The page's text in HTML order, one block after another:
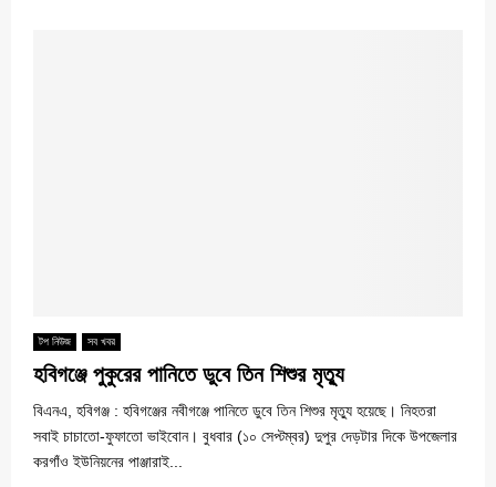
টপ নিউজ সব খবর
হবিগঞ্জে পুকুরের পানিতে ডুবে তিন শিশুর মৃত্যু
বিএনএ, হবিগঞ্জ : হবিগঞ্জের নবীগঞ্জে পানিতে ডুবে তিন শিশুর মৃত্যু হয়েছে। নিহতরা
সবাই চাচাতো-ফুফাতো ভাইবোন। বুধবার (১০ সেপ্টম্বর) দুপুর দেড়টার দিকে উপজেলার
করগাঁও ইউনিয়নের পাঞ্জারাই...